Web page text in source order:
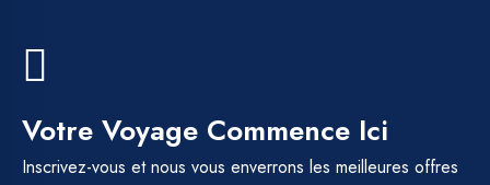
Votre Voyage Commence Ici
Inscrivez-vous et nous vous enverrons les meilleures offres